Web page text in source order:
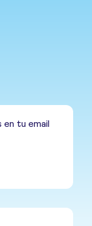
tu email